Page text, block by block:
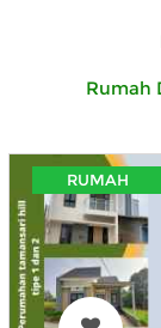
Rumah
RUMAH